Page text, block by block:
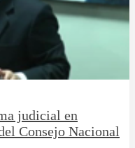
judicial en
Consejo Nacional